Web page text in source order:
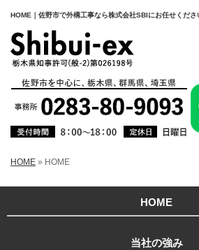
HOME｜佐野市で外構工事なら株式会社SBIにお任せくださ
HOME » HOME
HOME
当社の強み